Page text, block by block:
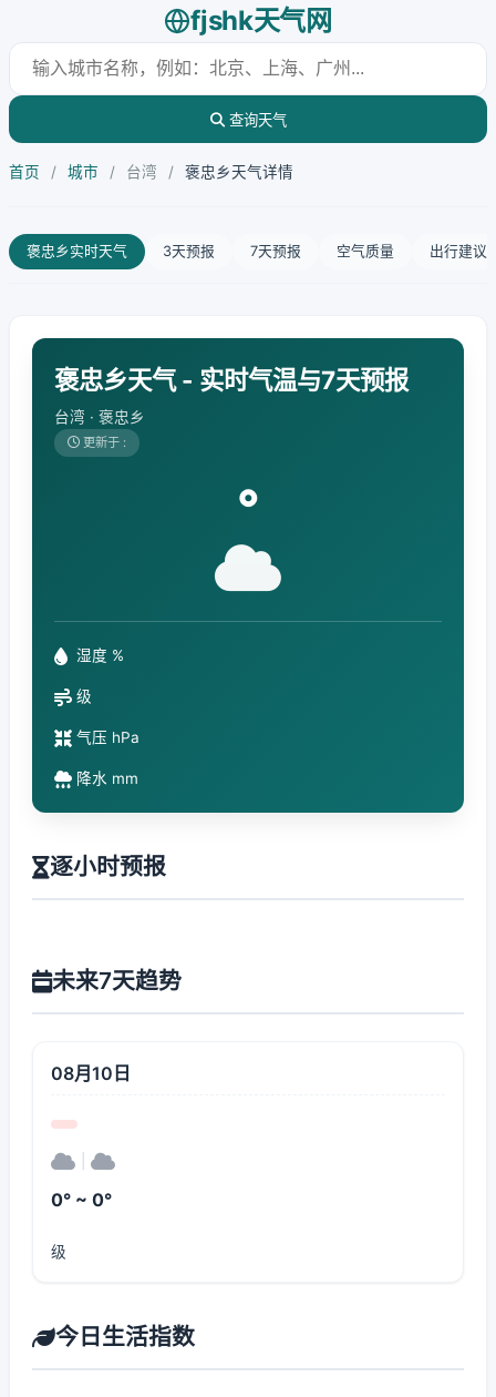
fjshk天气网
查询天气
首页 / 城市 / 台湾 / 褒忠乡天气详情
褒忠乡实时天气 3天预报 7天预报 空气质量 出行建议
褒忠乡天气 - 实时气温与7天预报
台湾 · 褒忠乡
更新于 :
°
湿度 %
级
气压 hPa
降水 mm
逐小时预报
未来7天趋势
08月10日
0° ~ 0°
级
今日生活指数